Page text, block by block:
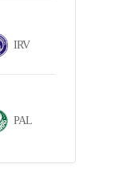
IRV
PAL